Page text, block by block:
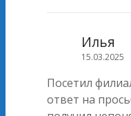
Илья
15.03.2025
Посетил
ответ на